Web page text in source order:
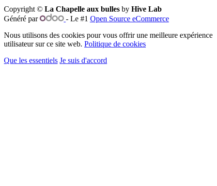
Copyright © La Chapelle aux bulles by Hive Lab
Généré par
- Le #1 Open Source eCommerce
Nous utilisons des cookies pour vous offrir une meilleure expérience
utilisateur sur ce site web. Politique de cookies
Que les essentiels Je suis d'accord